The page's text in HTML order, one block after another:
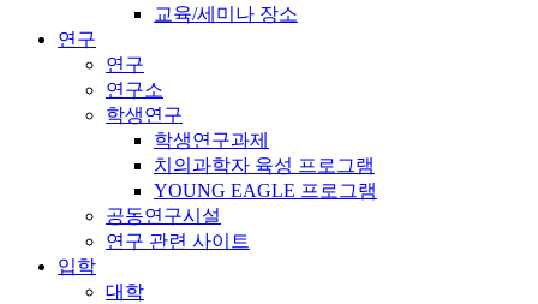
교육/세미나 장소
연구
연구
연구소
학생연구
학생연구과제
치의과학자 육성 프로그램
YOUNG EAGLE 프로그램
공동연구시설
연구 관련 사이트
입학
대학